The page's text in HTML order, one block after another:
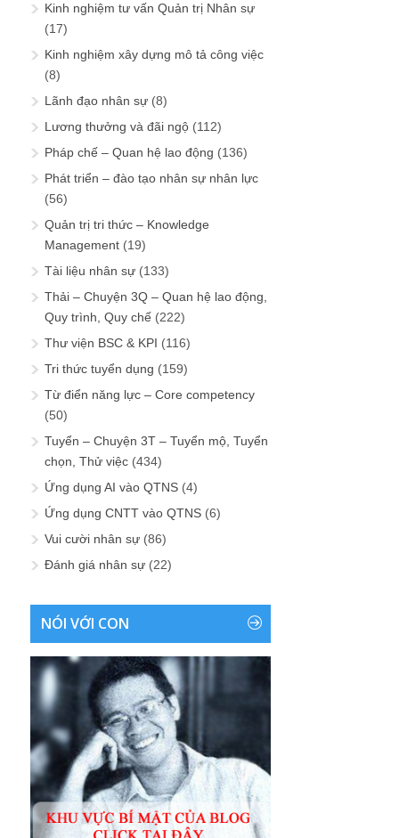
Kinh nghiệm tư vấn Quản trị Nhân sự
(17)
Kinh nghiệm xây dựng mô tả công việc
(8)
Lãnh đạo nhân sự (8)
Lương thưởng và đãi ngộ (112)
Pháp chế – Quan hệ lao động (136)
Phát triển – đào tạo nhân sự nhân lực
(56)
Quản trị tri thức – Knowledge
Management (19)
Tài liệu nhân sự (133)
Thải – Chuyện 3Q – Quan hệ lao động,
Quy trình, Quy chế (222)
Thư viện BSC & KPI (116)
Tri thức tuyển dụng (159)
Từ điển năng lực – Core competency
(50)
Tuyển – Chuyện 3T – Tuyển mộ, Tuyển
chọn, Thử việc (434)
Ứng dụng AI vào QTNS (4)
Ứng dụng CNTT vào QTNS (6)
Vui cười nhân sự (86)
Đánh giá nhân sự (22)
NÓI VỚI CON